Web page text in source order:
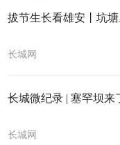
拔节生长看雄安丨坑
长城网
长城微纪录 | 塞罕坝来
长城网